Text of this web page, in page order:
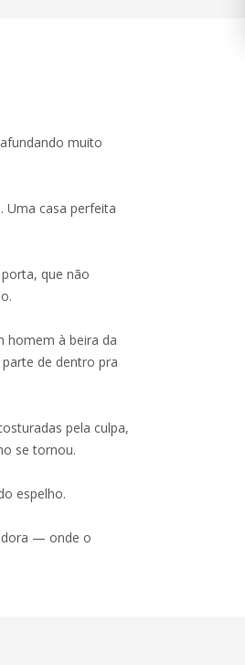
muito
Uma casa perfeita
que não
homem à beira da
de dentro pra
pela culpa,
se tornou.
espelho.
— onde o